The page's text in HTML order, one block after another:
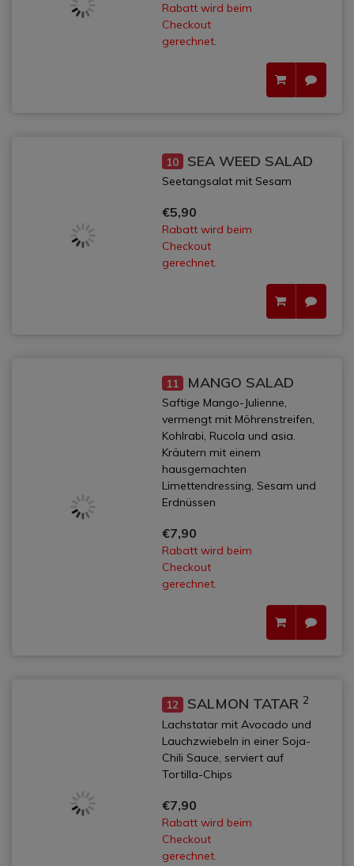
Rabatt wird beim
Checkout
gerechnet.
10 SEA WEED SALAD
Seetangsalat mit Sesam
€5,90
Rabatt wird beim
Checkout
gerechnet.
11 MANGO SALAD
Saftige Mango-Julienne,
vermengt mit Möhrenstreifen,
Kohlrabi, Rucola und asia.
Kräutern mit einem
hausgemachten
Limettendressing, Sesam und
Erdnüssen
€7,90
Rabatt wird beim
Checkout
gerechnet.
12 SALMON TATAR 2
Lachstatar mit Avocado und
Lauchzwiebeln in einer Soja-
Chili Sauce, serviert auf
Tortilla-Chips
€7,90
Rabatt wird beim
Checkout
gerechnet.